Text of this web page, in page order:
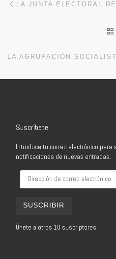
Suscríbete
Introduce tu correo electrónico para
notificaciones de nuevas entradas.
SUSCRIBIR
Únete a otros 10 suscriptores